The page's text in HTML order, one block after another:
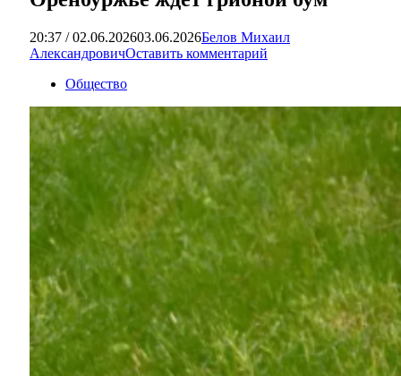
20:37 / 02.06.202603.06.2026Белов Михаил
АлександровичОставить комментарий
Общество